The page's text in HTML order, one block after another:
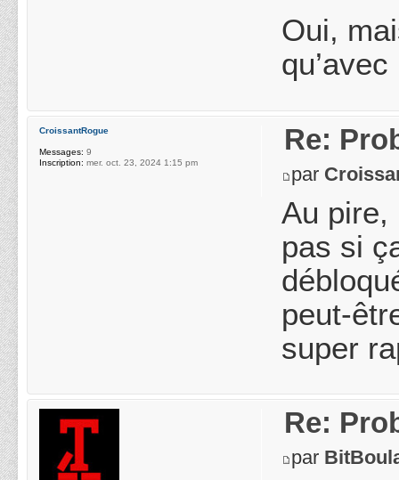
Oui,
Re:
par
Au pire,
pas si
peut-
super
CroissantRogue
Messages: 9
Inscription: mer. oct. 23, 2024 1:15 pm
Re:
par